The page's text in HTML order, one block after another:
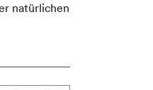
natürlichen